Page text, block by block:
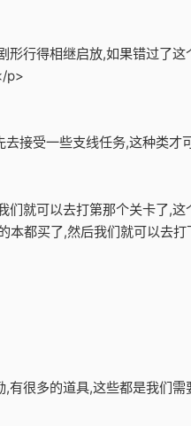
形行得相继启放,如果错过了
p>
接受一些支线任务,这种类
们就可以去打第那个关卡了,
本都买了,然后我们就可以去
有很多的道具,这些都是我们